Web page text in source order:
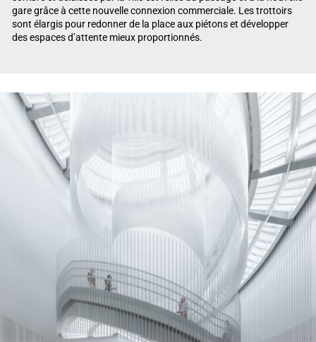
gare grâce à cette nouvelle connexion commerciale. Les trottoirs
sont élargis pour redonner de la place aux piétons et développer
des espaces d’attente mieux proportionnés.